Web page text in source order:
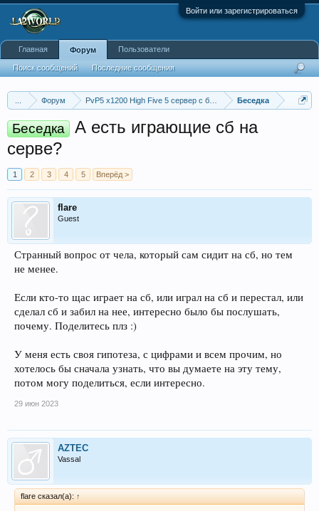
Войти или зарегистрироваться
Форум PvP5 x1200 High Five 5 сервер с баферомБеседка
Беседка
А есть играющие сб на
серве?
1 2 3 4 5 Вперёд >
flare
Guest
Странный вопрос от чела, который сам сидит на сб, но тем
не менее.
Если кто-то щас играет на сб, или играл на сб и перестал, или
сделал сб и забил на нее, интересно было бы послушать,
почему. Поделитесь плз :)
У меня есть своя гипотеза, с цифрами и всем прочим, но
хотелось бы сначала узнать, что вы думаете на эту тему,
потом могу поделиться, если интересно.
29 июн 2023
AZTEC
Vassal
flare сказал(а): ↑
Главная Форум
Поиск сообщений Последние сообщения
Пользователи